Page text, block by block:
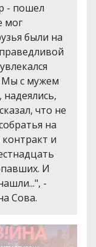
- пошел
мог
были на
Мы с мужем
что не
на
и
И
-
Сова.